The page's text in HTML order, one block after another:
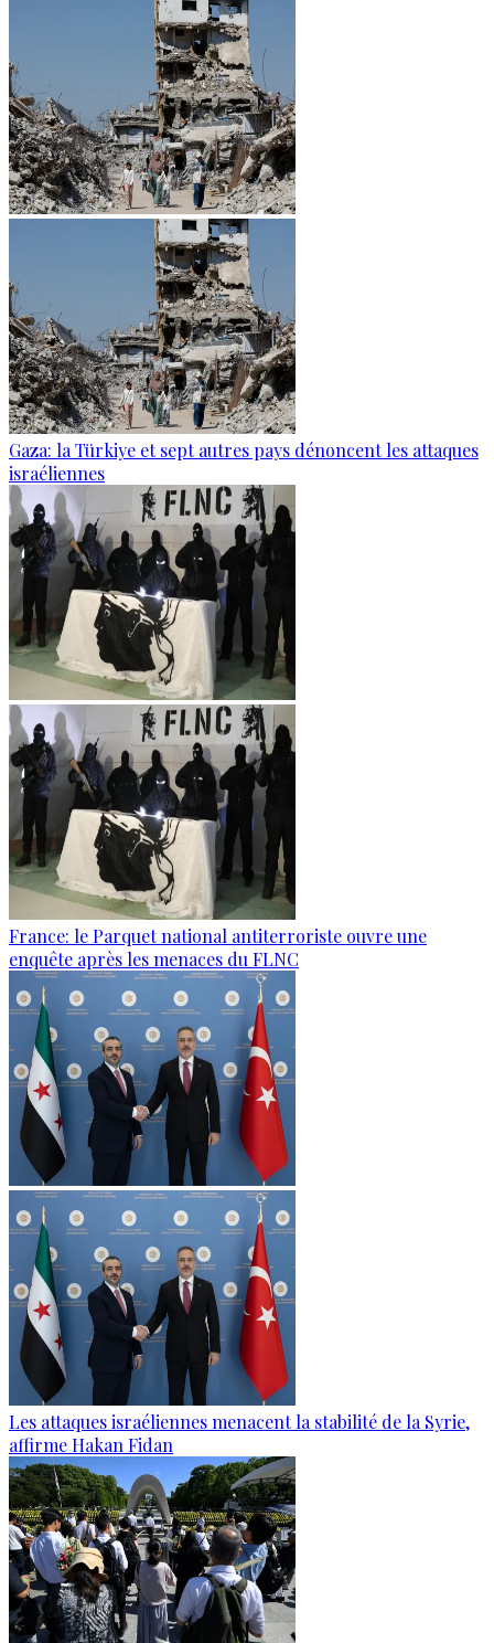
Gaza: la Türkiye et sept autres pays dénoncent les attaques
israéliennes
France: le Parquet national antiterroriste ouvre une
enquête après les menaces du FLNC
Les attaques israéliennes menacent la stabilité de la Syrie,
affirme Hakan Fidan